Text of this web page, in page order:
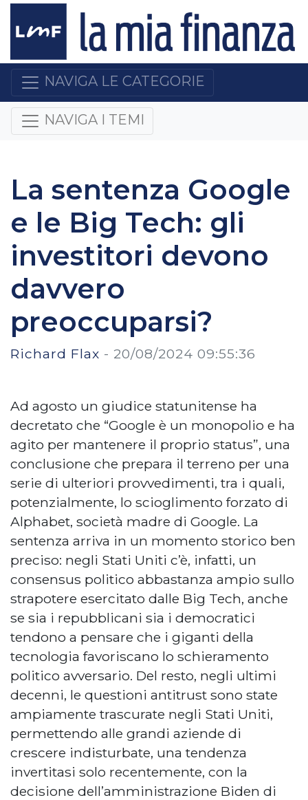
NAVIGA LE CATEGORIE
NAVIGA I TEMI
La sentenza Google
e le Big Tech: gli
investitori devono
davvero
preoccuparsi?
Richard Flax - 20/08/2024 09:55:36
Ad agosto un giudice statunitense ha
decretato che “Google è un monopolio e ha
agito per mantenere il proprio status”, una
conclusione che prepara il terreno per una
serie di ulteriori provvedimenti, tra i quali,
potenzialmente, lo scioglimento forzato di
Alphabet, società madre di Google. La
sentenza arriva in un momento storico ben
preciso: negli Stati Uniti c’è, infatti, un
consensus politico abbastanza ampio sullo
strapotere esercitato dalle Big Tech, anche
se sia i repubblicani sia i democratici
tendono a pensare che i giganti della
tecnologia favoriscano lo schieramento
politico avversario. Del resto, negli ultimi
decenni, le questioni antitrust sono state
ampiamente trascurate negli Stati Uniti,
permettendo alle grandi aziende di
crescere indisturbate, una tendenza
invertitasi solo recentemente, con la
decisione dell’amministrazione Biden di